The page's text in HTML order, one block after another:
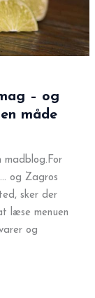
– og
måde
og Zagros
sker der
læse menuen
og